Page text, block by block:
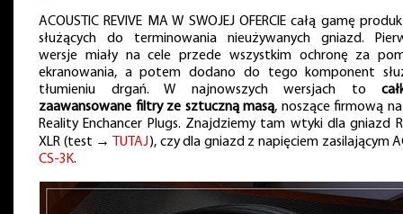
ACOUSTIC REVIVE MA W SWOJEJ OFERCIE całą gamę
służących do terminowania nieużywanych gniazd.
wersje miały na cele przede wszystkim ochronę za
ekranowania, a potem dodano do tego komponent
tłumieniu drgań. W najnowszych wersjach to
zaawansowane filtry ze sztuczną masą, noszące firmową
Reality Enchancer Plugs. Znajdziemy tam wtyki dla gniazd
XLR (test →
TUTAJ), czy dla gniazd z napięciem zasilającym
CS-3K.